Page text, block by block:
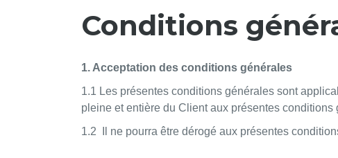
Conditions
1. Acceptation des conditions générales
1.1 Les présentes conditions générales sont
pleine et entière du Client aux présentes
1.2 Il ne pourra être dérogé aux présentes